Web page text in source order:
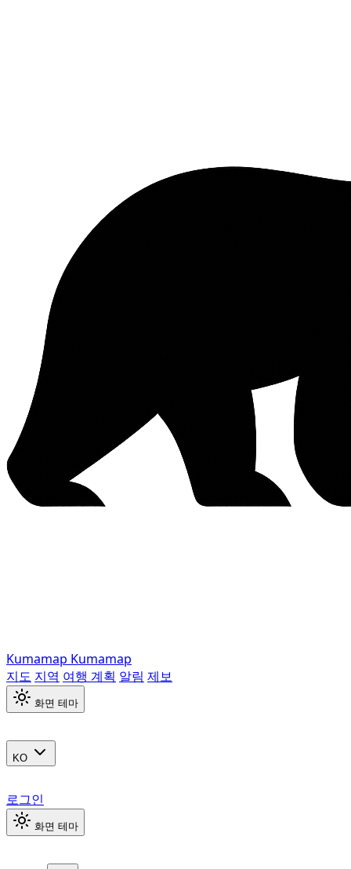
Kumamap Kumamap
지도 지역 여행 계획 알림 제보
화면 테마
KO
로그인
화면 테마